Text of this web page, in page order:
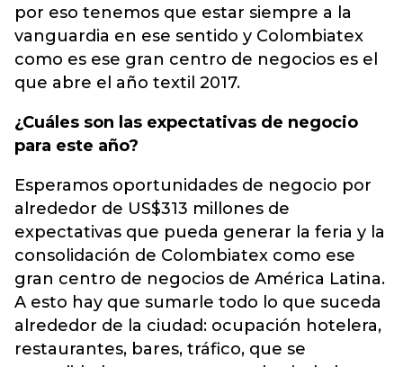
por eso tenemos que estar siempre a la
vanguardia en ese sentido y Colombiatex
como es ese gran centro de negocios es el
que abre el año textil 2017.
¿Cuáles son las expectativas de negocio
para este año?
Esperamos oportunidades de negocio por
alrededor de US$313 millones de
expectativas que pueda generar la feria y la
consolidación de Colombiatex como ese
gran centro de negocios de América Latina.
A esto hay que sumarle todo lo que suceda
alrededor de la ciudad: ocupación hotelera,
restaurantes, bares, tráfico, que se